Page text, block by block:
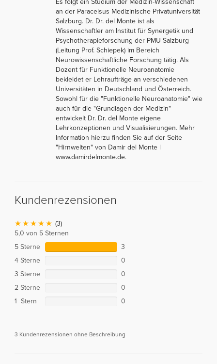
an der Paracelsus Medizinische Privatuniversität
Salzburg. Dr. Dr. del Monte ist als
Wissenschaftler am Institut für Synergetik und
Psychotherapieforschung der PMU Salzburg
(Leitung Prof. Schiepek) im Bereich
Neurowissenschaftliche Forschung tätig. Als
Dozent für Funktionelle Neuroanatomie
bekleidet er Lehraufträge an verschiedenen
Universitäten in Deutschland und Österreich.
Sowohl für die "Funktionelle Neuroanatomie" wie
auch für die "Grundlagen der Medizin"
entwickelt Dr. Dr. del Monte eigene
Lehrkonzeptionen und Visualisierungen. Mehr
Information hierzu finden Sie auf der Seite
"Hirnwelten" von Damir del Monte |
www.damirdelmonte.de.
Kundenrezensionen
(3)
5,0 von 5 Sternen
5 Sterne
3
4 Sterne
0
3 Sterne
0
2 Sterne
0
1 Stern
0
3 Kundenrezensionen ohne Beschreibung